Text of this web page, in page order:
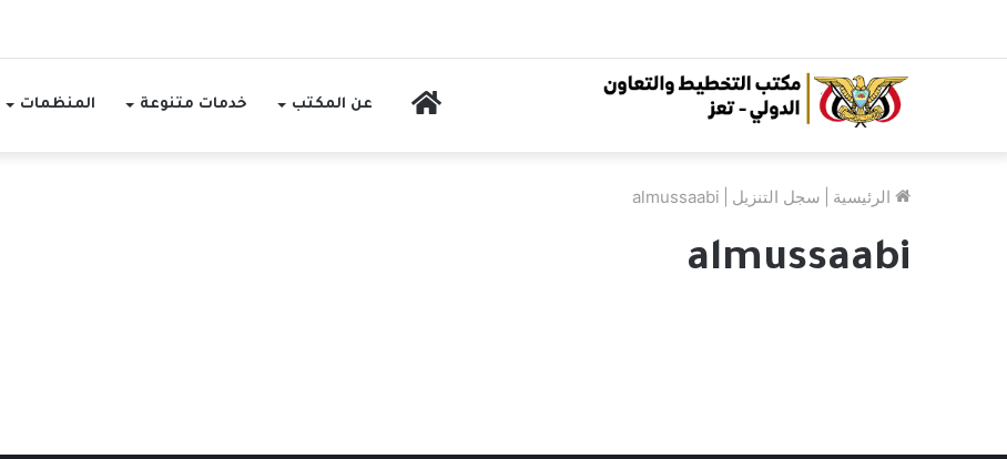
الرئيسيةعن المكتب خدمات متنوعة المنظمات
الرئيسية سجل التنزيل almussaabi
almussaabi